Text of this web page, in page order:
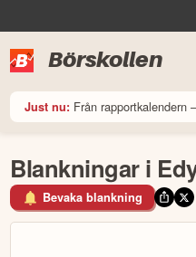
Börskollen
Just nu: Från rapportkalendern
Blankningar i
Bevaka blankning